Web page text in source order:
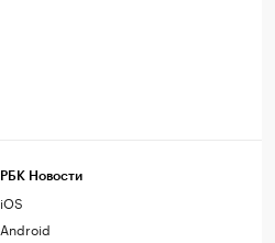
РБК Новости
iOS
Android